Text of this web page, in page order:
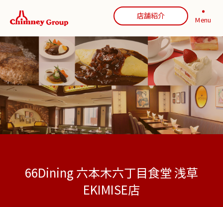
店舗紹介 Menu
66Dining 六本木六丁目食堂 浅草
EKIMISE店